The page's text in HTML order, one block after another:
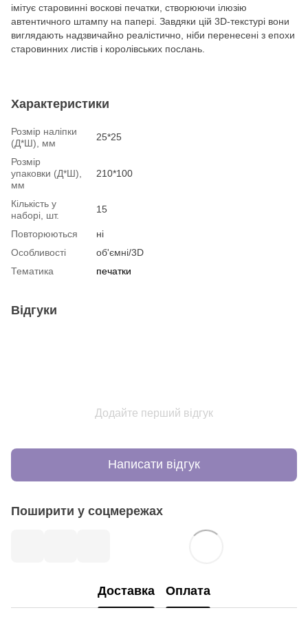
імітує старовинні воскові печатки, створюючи ілюзію
автентичного штампу на папері. Завдяки цій 3D-текстурі вони
виглядають надзвичайно реалістично, ніби перенесені з епохи
старовинних листів і королівських послань.
Характеристики
Розмір наліпки
(Д*Ш), мм
25*25
Розмір
упаковки (Д*Ш),
мм
210*100
Кількість у
наборі, шт.
15
Повторюються
ні
Особливості
об'ємні/3D
Тематика
печатки
Відгуки
Додайте перший відгук
Написати відгук
Поширити у соцмережах
Доставка Оплата